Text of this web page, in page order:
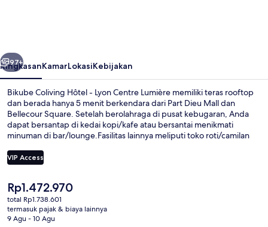
Centre
Lumière
Berikutnya
97+
RingkasanKamarLokasiKebijakan
Bikube Coliving Hôtel - Lyon Centre Lumière memiliki teras rooftop
dan berada hanya 5 menit berkendara dari Part Dieu Mall dan
Bellecour Square. Setelah berolahraga di pusat kebugaran, Anda
dapat bersantap di kedai kopi/kafe atau bersantai menikmati
minuman di bar/lounge.Fasilitas lainnya meliputi toko roti/camilan
berjarak 3 menit dan Pemberhentian Trem Manufacture Montluc
berjarak 5 menit.
VIP Access
Harga
saat
ini
Rp1.472.970
Rp1.472.970
total Rp1.738.601
termasuk pajak & biaya lainnya
9 Agu - 10 Agu